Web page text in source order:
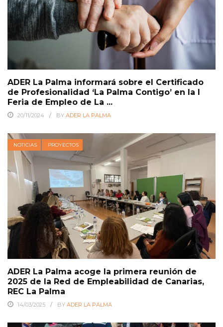
ADER La Palma informará sobre el Certificado
de Profesionalidad ‘La Palma Contigo’ en la I
Feria de Empleo de La ...
20/11/2024 BY ADER LA PALMA
NOTICIAS PROYECTOS
ADER La Palma acoge la primera reunión de
2025 de la Red de Empleabilidad de Canarias,
REC La Palma
14/03/2025 BY ADER LA PALMA